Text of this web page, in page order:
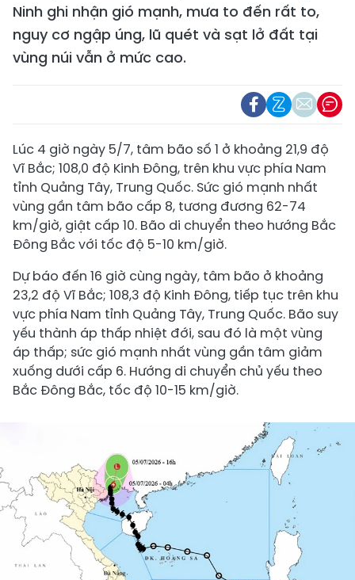
Ninh ghi nhận gió mạnh, mưa to đến rất to,
nguy cơ ngập úng, lũ quét và sạt lở đất tại
vùng núi vẫn ở mức cao.
Lúc 4 giờ ngày 5/7, tâm bão số 1 ở khoảng 21,9 độ
Vĩ Bắc; 108,0 độ Kinh Đông, trên khu vực phía Nam
tỉnh Quảng Tây, Trung Quốc. Sức gió mạnh nhất
vùng gần tâm bão cấp 8, tương đương 62-74
km/giờ, giật cấp 10. Bão di chuyển theo hướng Bắc
Đông Bắc với tốc độ 5-10 km/giờ.
Dự báo đến 16 giờ cùng ngày, tâm bão ở khoảng
23,2 độ Vĩ Bắc; 108,3 độ Kinh Đông, tiếp tục trên khu
vực phía Nam tỉnh Quảng Tây, Trung Quốc. Bão suy
yếu thành áp thấp nhiệt đới, sau đó là một vùng
áp thấp; sức gió mạnh nhất vùng gần tâm giảm
xuống dưới cấp 6. Hướng di chuyển chủ yếu theo
Bắc Đông Bắc, tốc độ 10-15 km/giờ.